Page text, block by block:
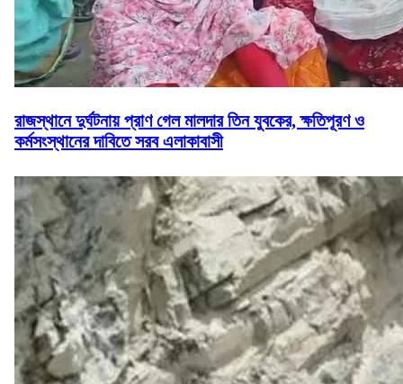
রাজস্থানে দুর্ঘটনায় প্রাণ গেল মালদার তিন যুবকের, ক্ষতিপূরণ ও
কর্মসংস্থানের দাবিতে সরব এলাকাবাসী